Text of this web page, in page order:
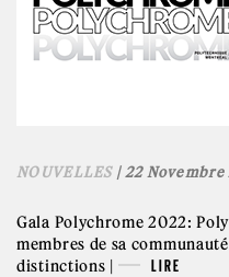
NOUVELLES| 22 Novembre
Gala Polychrome 2022:
membres de sa
distinctions |
LIRE